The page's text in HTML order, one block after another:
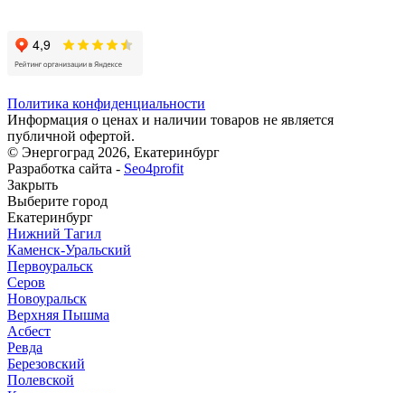
Политика конфиденциальности
Информация о ценах и наличии товаров не является
публичной офертой.
© Энергоград 2026, Екатеринбург
Разработка сайта - Seo4profit
Закрыть
Выберите город
Екатеринбург
Нижний Тагил
Каменск-Уральский
Первоуральск
Серов
Новоуральск
Верхняя Пышма
Асбест
Ревда
Березовский
Полевской